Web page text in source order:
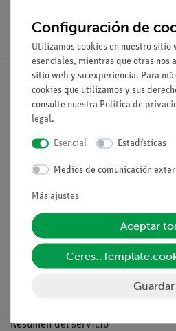
Envío gratuito a
Aviso lega
Condiciones comerciales generales
Declaración de privacidad
Pie de imprenta
Resumen del servicio
Configuración de
Utilizamos cookies en nuestro sitio
esenciales, mientras que otras nos
sitio web y su experiencia. Para
cookies que utilizamos y sus
consulte nuestra Política de
legal.
Esencial Estadísticas
Medios de comunicación
Más ajustes
Aceptar
Guardar